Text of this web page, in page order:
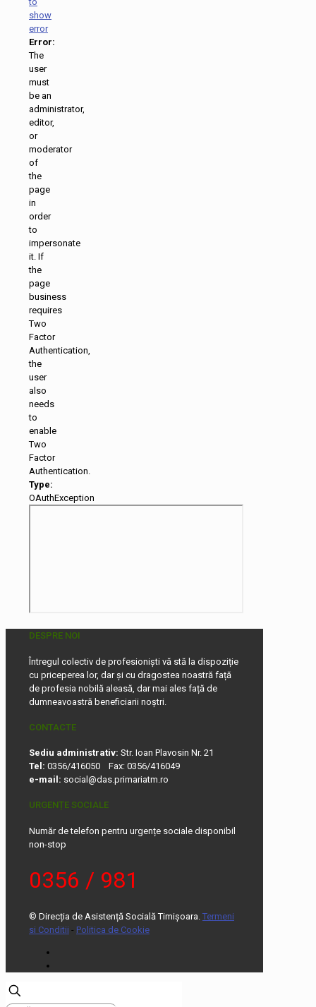
show
error
Error:
The
user
must
be an
administrator,
editor,
or
moderator
of
the
page
in
order
to
impersonate
it. If
the
page
business
requires
Two
Factor
Authentication,
the
user
also
needs
to
enable
Two
Factor
Authentication.
Type:
OAuthException
DESPRE NOI
Întregul colectiv de profesioniști vă stă la dispoziție
cu priceperea lor, dar și cu dragostea noastră față
de profesia nobilă aleasă, dar mai ales față de
dumneavoastră beneficiarii noștri.
CONTACTE
Sediu administrativ: Str. Ioan Plavosin Nr. 21
Tel: 0356/416050 Fax: 0356/416049
e-mail: social@das.primariatm.ro
URGENȚE SOCIALE
Număr de telefon pentru urgențe sociale disponibil
non-stop
0356 / 981
© Direcția de Asistență Socială Timișoara. Termeni
si Conditii - Politica de Cookie